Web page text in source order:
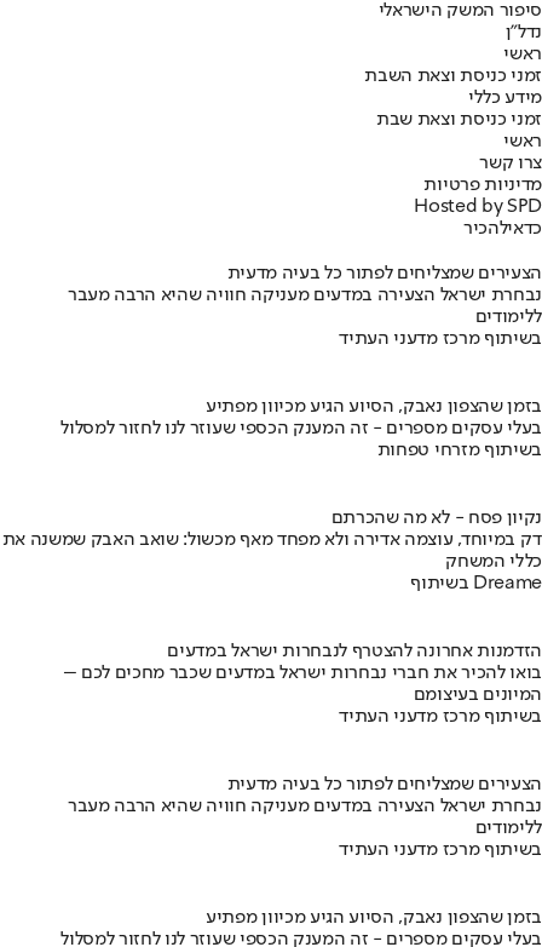
סיפור המשק הישראלי
נדל"ן
ראשי
זמני כניסת וצאת השבת
מידע כללי
זמני כניסת וצאת שבת
ראשי
צרו קשר
מדיניות פרטיות
Hosted by SPD
כדאילהכיר
הצעירים שמצליחים לפתור כל בעיה מדעית
נבחרת ישראל הצעירה במדעים מעניקה חוויה שהיא הרבה מעבר
ללימודים
בשיתוף מרכז מדעני העתיד
בזמן שהצפון נאבק, הסיוע הגיע מכיוון מפתיע
בעלי עסקים מספרים - זה המענק הכספי שעוזר לנו לחזור למסלול
בשיתוף מזרחי טפחות
נקיון פסח - לא מה שהכרתם
דק במיוחד, עוצמה אדירה ולא מפחד מאף מכשול: שואב האבק שמשנה את
כללי המשחק
בשיתוף Dreame
הזדמנות אחרונה להצטרף לנבחרות ישראל במדעים
בואו להכיר את חברי נבחרות ישראל במדעים שכבר מחכים לכם –
המיונים בעיצומם
בשיתוף מרכז מדעני העתיד
הצעירים שמצליחים לפתור כל בעיה מדעית
נבחרת ישראל הצעירה במדעים מעניקה חוויה שהיא הרבה מעבר
ללימודים
בשיתוף מרכז מדעני העתיד
בזמן שהצפון נאבק, הסיוע הגיע מכיוון מפתיע
בעלי עסקים מספרים - זה המענק הכספי שעוזר לנו לחזור למסלול